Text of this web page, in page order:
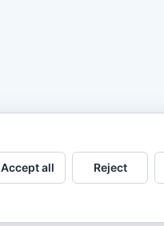
Accept all Reject